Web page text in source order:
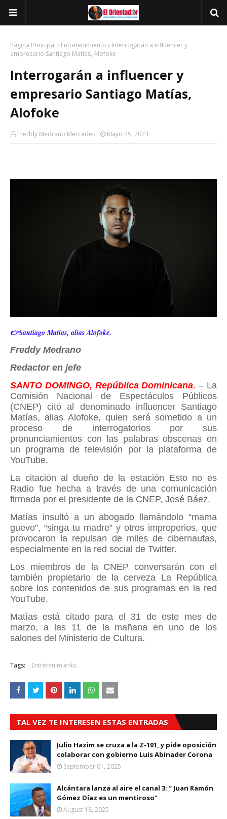
Página Principal Entretenimiento
Interrogarán a influencer y
empresario Santiago Matías, Alofoke
Interrogarán a influencer y
empresario Santiago Matías,
Alofoke
Freddy Medrano Mercedes Mayo 25, 2023
👉Santiago Matías, alias Alofoke.
Freddy Medrano
Redactor en jefe
SANTO DOMINGO, República Dominicana.– La
Comisión Nacional de Espectáculos Públicos
(CNEP) citó al denominado influencer Santiago
Matías, alias Alofoke, quien será sometido a un
proceso de interrogatorios por sus
pronunciamientos con las palabras obscenas en
un programa de televisión por la plataforma de
YouTube.
La citación al dueño de la estación Esto no es
Radio fue hecha a través de una comunicación
firmada por el presidente de la CNEP, José Báez.
Matías insultó a un abogado llamándolo “mama
guevo”, “singa tu madre” y otros improperios, que
provocaron la repulsan de miles de cibernautas,
especialmente en la red social de Twitter.
Los miembros de la CNEP conversarán con el
también propietario de la cerveza La República
sobre los contenidos de sus programas en la red
YouTube.
Matías está citado para el 31 de este mes de
marzo, a las 11 de la mañana en uno de los
salones del Ministerio de Cultura.
Tags: Entretenimiento
TAL VEZ TE INTERESEN ESTAS ENTRADAS
Julio Hazim se cruza a la Z-101, y pide oposición
colaborar con gobierno Luis Abinader Corona
September 01, 2025
Alcántara lanza al aire el canal 3: “ Juan Ramón
Gómez Díaz es un mentiroso”
August 18, 2025